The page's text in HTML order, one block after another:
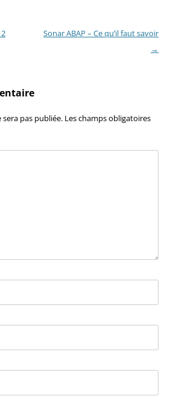
Sonar ABAP – Ce qu’il faut savoir
→
pas publiée. Les champs obligatoires